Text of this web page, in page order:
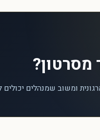
מסרטון?
ומשוב שמנהלים